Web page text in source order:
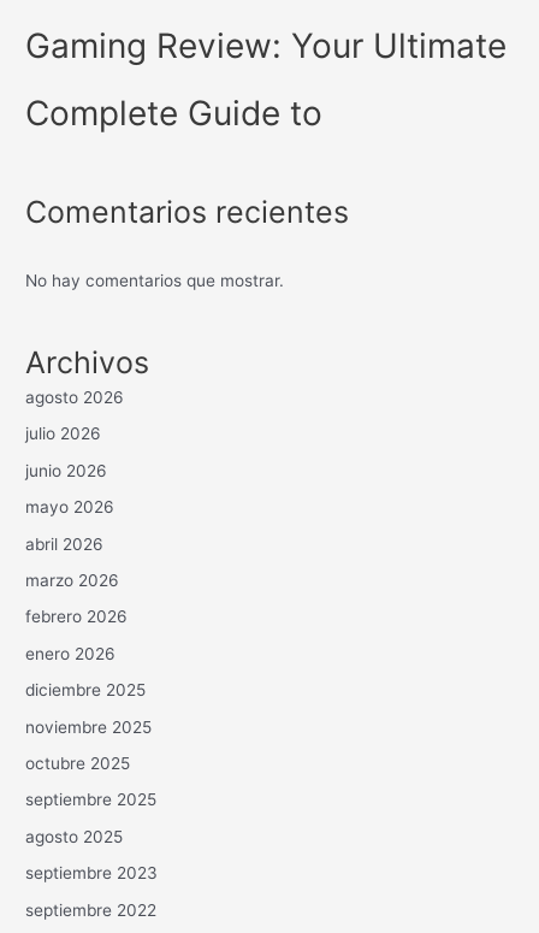
Gaming Review: Your Ultimate
Complete Guide to
Comentarios recientes
No hay comentarios que mostrar.
Archivos
agosto 2026
julio 2026
junio 2026
mayo 2026
abril 2026
marzo 2026
febrero 2026
enero 2026
diciembre 2025
noviembre 2025
octubre 2025
septiembre 2025
agosto 2025
septiembre 2023
septiembre 2022